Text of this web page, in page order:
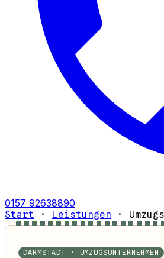
0157 92638890
Start · Leistungen ·
DARMSTADT · UMZUGSUNTERNEHMEN